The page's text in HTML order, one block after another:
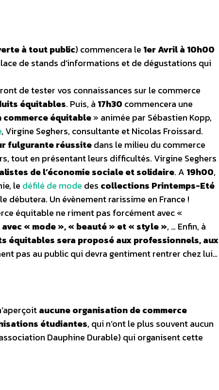
à tout public) commencera le 1er Avril à 10h00
de stands d’informations et de dégustations qui
de tester vos connaissances sur le commerce
équitables. Puis, à 17h30 commencera une
équitable» animée par Sébastien Kopp,
, Virgine Seghers, consultante et Nicolas Froissard.
fulgurante réussitedans le milieu du commerce
tout en présentant leurs difficultés. Virgine Seghers
de l’économie sociale et solidaire. A 19h00,
le défilé de mode des collections Printemps-Eté
Un évènement rarissime en France !
équitable ne riment pas forcément avec «
avec « mode », « beauté » et « style », … Enfin, à
équitables sera proposé aux professionnels, aux
pas au public qui devra gentiment rentrer chez lui…
aucune organisation de commerce
étudiantes, qui n’ont le plus souvent aucun
Dauphine Durable) qui organisent cette